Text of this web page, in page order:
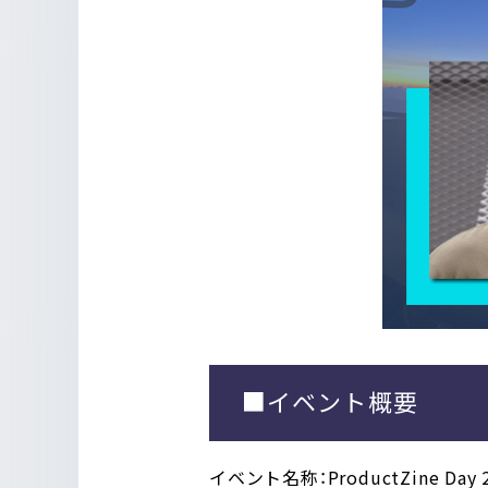
■イベント概要
イベント名称：ProductZine Day